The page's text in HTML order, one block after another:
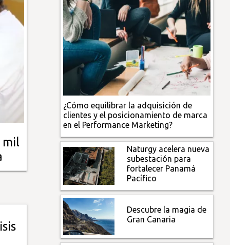
mil
¿Cómo equilibrar la adquisición de
clientes y el posicionamiento de marca
en el Performance Marketing?
Naturgy acelera nueva
subestación para
fortalecer Panamá
Pacífico
Descubre la magia de
Gran Canaria